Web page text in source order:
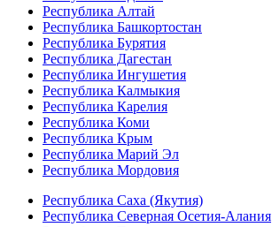
Республика Алтай
Республика Башкортостан
Республика Бурятия
Республика Дагестан
Республика Ингушетия
Республика Калмыкия
Республика Карелия
Республика Коми
Республика Крым
Республика Марий Эл
Республика Мордовия
Республика Саха (Якутия)
Республика Северная Осетия-Алания